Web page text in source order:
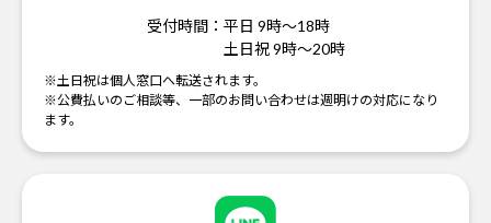
受付時間： 平日 9時～18時
土日祝 9時～20時
※土日祝は個人窓口へ転送されます。
※公費払いのご相談等、一部のお問い合わせは週明けの対応になり
ます。